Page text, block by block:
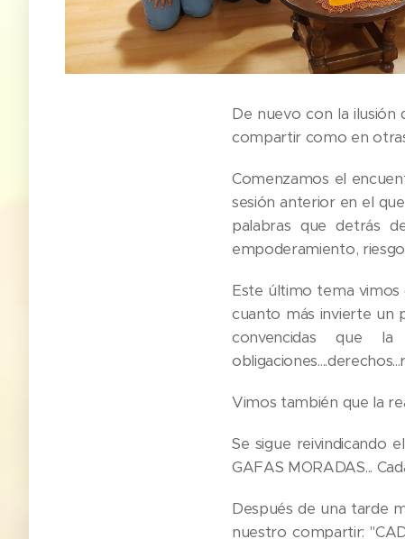
De nuevo con la
compartir como en
Comenzamos el
sesión anterior en el
palabras que detrás
empoderamiento,
Este último tema
cuanto más invierte un
convencidas que la
Vimos también que la
Se sigue reivindicando
GAFAS MORADAS...
Después de una tarde
nuestro compartir: